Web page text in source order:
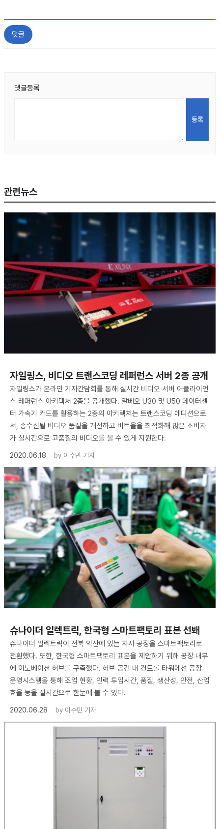
댓글
댓글등록
관련뉴스
자일링스, 비디오 트랜스코딩 레퍼런스 서버 2종 공개
자일링스가 온라인 기자간담회를 통해 실시간 비디오 서버 어플라이언
스 레퍼런스 아키텍처 2종을 공개했다. 알베오 U30 및 U50 데이터센
터 가속기 카드를 활용하는 2종의 아키텍처는 트랜스코딩 에디션으로
서, 송수신될 비디오 품질을 개선하고 비트율을 최적화해 많은 소비자
가 실시간으로 고품질의 비디오를 볼 수 있게 지원한다.
2020.06.18
by 이수민 기자
슈나이더 일렉트릭, 한국형 스마트팩토리 표본 선봬
슈나이더 일렉트릭이 전북 익산에 있는 자사 공장을 스마트팩토리로
전환했다. 또한, 한국형 스마트팩토리 표본을 제안하기 위해 공장 내부
에 이노베이션 허브를 구축했다. 허브 공간 내 컨트롤 타워에선 공장
운영시스템을 통해 조업 현황, 인력 투입시간, 품질, 생산성, 안전, 산업
효율 등을 실시간으로 한눈에 볼 수 있다.
2020.06.28
by 이수민 기자